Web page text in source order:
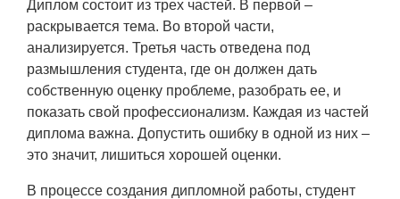
Диплом состоит из трех частей. В первой –
раскрывается тема. Во второй части,
анализируется. Третья часть отведена под
размышления студента, где он должен дать
собственную оценку проблеме, разобрать ее, и
показать свой профессионализм. Каждая из частей
диплома важна. Допустить ошибку в одной из них –
это значит, лишиться хорошей оценки.
В процессе создания дипломной работы, студент